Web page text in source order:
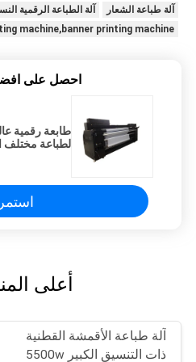
آلة طباعة الشعار
آلة الطباعة الرقمية
machine,banner printing machine
احصل على
لطباعة مختلف
استمر
أعلى
آلة طباعة الأقمشة القطنية
ذات التنسيق الكبير 5500w